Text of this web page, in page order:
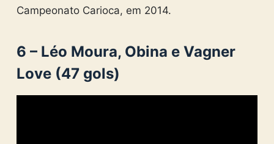
Campeonato Carioca, em 2014.
6 – Léo Moura, Obina e Vagner
Love (47 gols)